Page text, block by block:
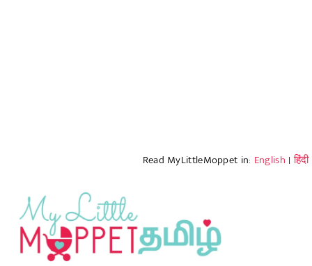
Read MyLittleMoppet in: English |हिंदी